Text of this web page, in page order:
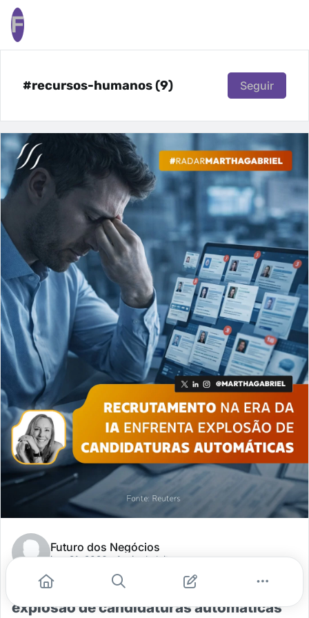
F
#recursos-humanos (9) Seguir
Futuro dos Negócios
jan. 21, 2026- 1 min de leitura
Recrutamento na era da IA enfrenta
explosão de candidaturas automáticas